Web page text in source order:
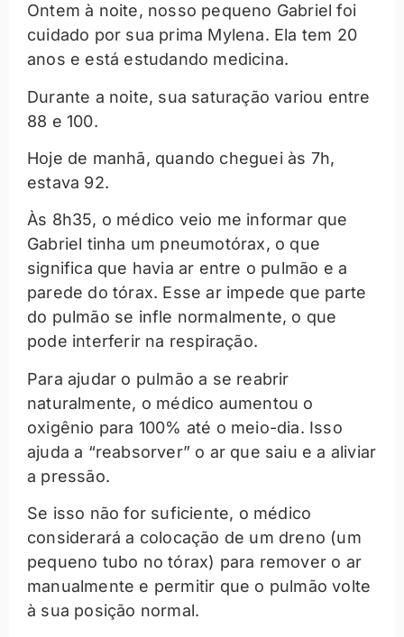
Ontem à noite, nosso pequeno Gabriel foi
cuidado por sua prima Mylena. Ela tem 20
anos e está estudando medicina.
Durante a noite, sua saturação variou entre
88 e 100.
Hoje de manhã, quando cheguei às 7h,
estava 92.
Às 8h35, o médico veio me informar que
Gabriel tinha um pneumotórax, o que
significa que havia ar entre o pulmão e a
parede do tórax. Esse ar impede que parte
do pulmão se infle normalmente, o que
pode interferir na respiração.
Para ajudar o pulmão a se reabrir
naturalmente, o médico aumentou o
oxigênio para 100% até o meio-dia. Isso
ajuda a “reabsorver” o ar que saiu e a aliviar
a pressão.
Se isso não for suficiente, o médico
considerará a colocação de um dreno (um
pequeno tubo no tórax) para remover o ar
manualmente e permitir que o pulmão volte
à sua posição normal.